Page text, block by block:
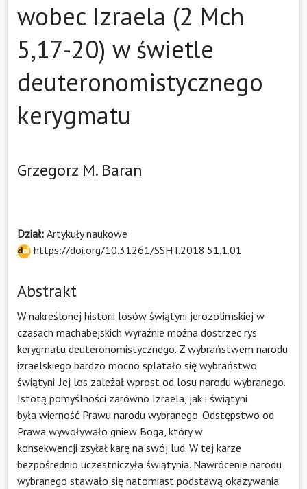
wobec Izraela (2 Mch
5,17-20) w świetle
deuteronomistycznego
kerygmatu
Grzegorz M. Baran
Dział: Artykuły naukowe
https://doi.org/10.31261/SSHT.2018.51.1.01
Abstrakt
W nakreślonej historii losów świątyni jerozolimskiej w
czasach machabejskich wyraźnie można dostrzec rys
kerygmatu deuteronomistycznego. Z wybraństwem narodu
izraelskiego bardzo mocno splatało się wybraństwo
świątyni. Jej los zależał wprost od losu narodu wybranego.
Istotą pomyślności zarówno Izraela, jak i świątyni
była wierność Prawu narodu wybranego. Odstępstwo od
Prawa wywoływało gniew Boga, który w
konsekwencji zsyłał karę na swój lud. W tej karze
bezpośrednio uczestniczyła świątynia. Nawrócenie narodu
wybranego stawało się natomiast podstawą okazywania